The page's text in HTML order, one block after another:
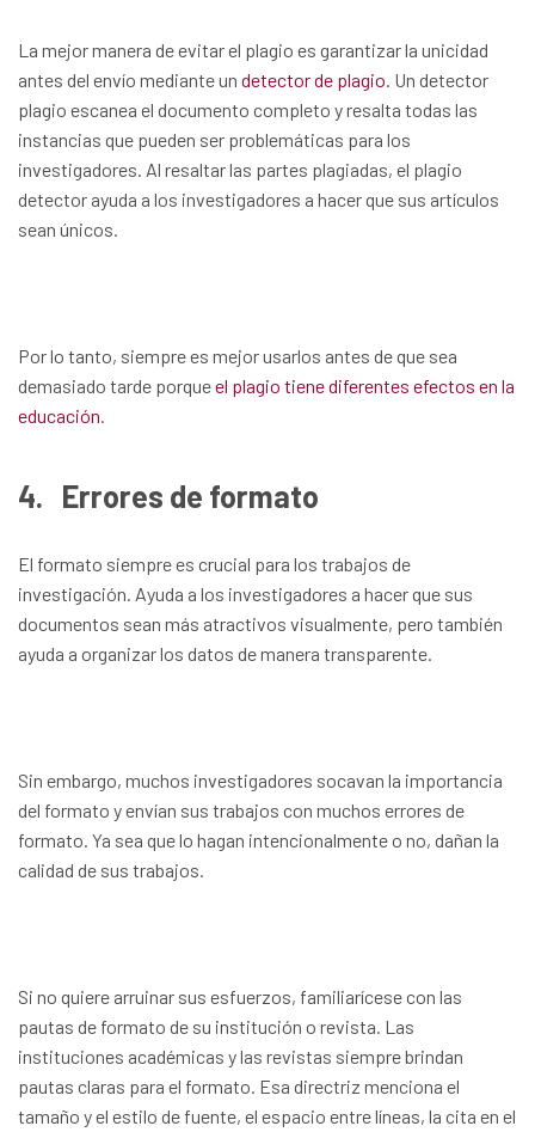
La mejor manera de evitar el plagio es garantizar la unicidad
antes del envío mediante un detector de plagio . Un detector
plagio escanea el documento completo y resalta todas las
instancias que pueden ser problemáticas para los
investigadores. Al resaltar las partes plagiadas, el plagio
detector ayuda a los investigadores a hacer que sus artículos
sean únicos.
Por lo tanto, siempre es mejor usarlos antes de que sea
demasiado tarde porqueel plagio tiene diferentes efectos en la
educación
4. Errores de formato
El formato siempre es crucial para los trabajos de
investigación. Ayuda a los investigadores a hacer que sus
documentos sean más atractivos visualmente, pero también
ayuda a organizar los datos de manera transparente.
Sin embargo, muchos investigadores socavan la importancia
del formato y envían sus trabajos con muchos errores de
formato. Ya sea que lo hagan intencionalmente o no, dañan la
calidad de sus trabajos.
Si no quiere arruinar sus esfuerzos, familiarícese con las
pautas de formato de su institución o revista. Las
instituciones académicas y las revistas siempre brindan
pautas claras para el formato. Esa directriz menciona el
tamaño y el estilo de fuente, el espacio entre líneas, la cita en el